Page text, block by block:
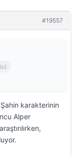
#19557
karakterinin
Alper